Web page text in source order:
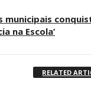
municipais
na Escola’
RELATED